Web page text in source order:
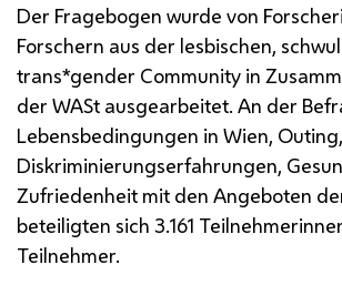
Der Fragebogen wurde von
Forschern aus der lesbischen,
trans*gender Community in
der WASt ausgearbeitet. An der
Lebensbedingungen in Wien, Outing,
Diskriminierungserfahrungen,
Zufriedenheit mit den Angeboten
beteiligten sich 3.161
Teilnehmer.